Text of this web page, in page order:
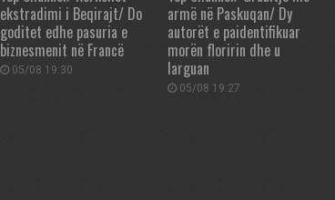
ekstradimi i Beqirajt/ Do
goditet edhe pasuria e
biznesmenit në Francë
05/08 19:30
armë në Paskuqan/ Dy
autorët e paidentifikuar
morën floririn dhe u
larguan
05/08 19:27